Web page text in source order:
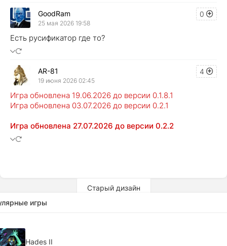
0
GoodRam
25 мая 2026 19:58
Есть русификатор где то?
4
AR-81
19 июня 2026 02:45
Игра обновлена 19.06.2026 до версии 0.1.8.1
Игра обновлена 03.07.2026 до версии 0.2.1
Игра обновлена 27.07.2026 до версии 0.2.2
Старый дизайн
игры
Hades II